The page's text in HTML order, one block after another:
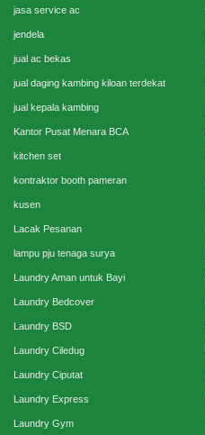
jasa service ac
jendela
jual ac bekas
jual daging kambing kiloan terdekat
jual kepala kambing
Kantor Pusat Menara BCA
kitchen set
kontraktor booth pameran
kusen
Lacak Pesanan
lampu pju tenaga surya
Laundry Aman untuk Bayi
Laundry Bedcover
Laundry BSD
Laundry Ciledug
Laundry Ciputat
Laundry Express
Laundry Gym